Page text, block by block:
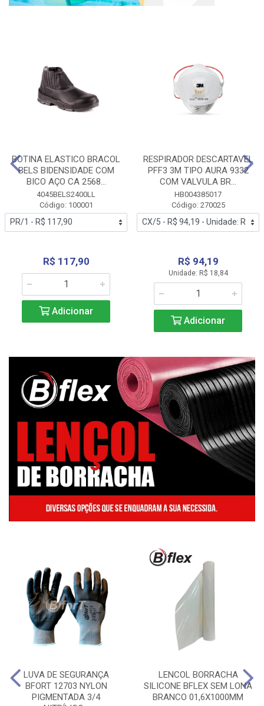
BOTINA ELASTICO BRACOL
BELS BIDENSIDADE COM
BICO AÇO CA 2568...
4045BELS2400LL
Código: 100001
R$ 117,90
Adicionar
RESPIRADOR DESCARTAVEL
PFF3 3M TIPO AURA 9332
COM VALVULA BR...
HB004385017
Código: 270025
R$ 94,19
Unidade: R$ 18,84
Adicionar
LUVA DE SEGURANÇA
BFORT 12703 NYLON
PIGMENTADA 3/4
LENCOL BORRACHA
SILICONE BFLEX SEM LONA
BRANCO 01,6X1000MM